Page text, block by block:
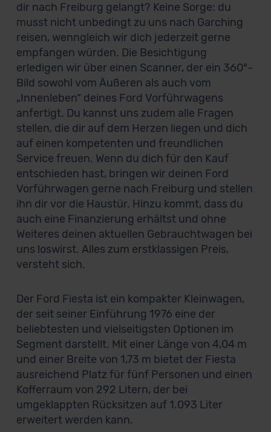
dir nach Freiburg gelangt? Keine Sorge: du
musst nicht unbedingt zu uns nach Garching
reisen, wenngleich wir dich jederzeit gerne
empfangen würden. Die Besichtigung
erledigen wir über einen Scanner, der ein 360°-
Bild sowohl vom Äußeren als auch vom
„Innenleben“ deines Ford Vorführwagens
anfertigt. Du kannst uns zudem alle Fragen
stellen, die dir auf dem Herzen liegen und dich
auf einen kompetenten und freundlichen
Service freuen. Wenn du dich für den Kauf
entschieden hast, bringen wir deinen Ford
Vorführwagen gerne nach Freiburg und stellen
ihn dir vor die Haustür. Hinzu kommt, dass du
auch eine Finanzierung erhältst und ohne
Weiteres deinen aktuellen Gebrauchtwagen bei
uns loswirst. Alles zum erstklassigen Preis,
versteht sich.
Der Ford Fiesta ist ein kompakter Kleinwagen,
der seit seiner Einführung 1976 eine der
beliebtesten und vielseitigsten Optionen im
Segment darstellt. Mit einer Länge von 4,04 m
und einer Breite von 1,73 m bietet der Fiesta
ausreichend Platz für fünf Personen und einen
Kofferraum von 292 Litern, der bei
umgeklappten Rücksitzen auf 1.093 Liter
erweitert werden kann.